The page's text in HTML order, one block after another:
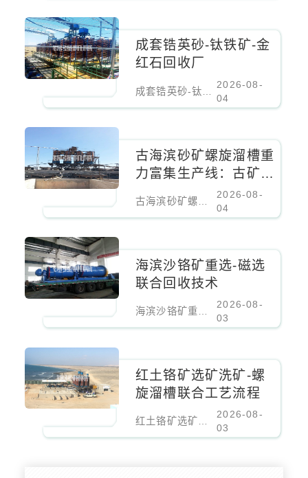
成套锆英砂-钛铁矿-金
红石回收厂
成套锆英砂-钛铁矿-金红石回收厂
2026-08-
04
古海滨砂矿螺旋溜槽重
力富集生产线：古矿床
螺旋溜槽重力富集生产
线
古海滨砂矿螺旋溜槽重力富集生产线：古矿床螺旋溜槽重力富集生产线
2026-08-
04
海滨沙铬矿重选-磁选
联合回收技术
海滨沙铬矿重选-磁选联合回收技术
2026-08-
03
红土铬矿选矿洗矿-螺
旋溜槽联合工艺流程
红土铬矿选矿洗矿-螺旋溜槽联合工艺流程
2026-08-
03